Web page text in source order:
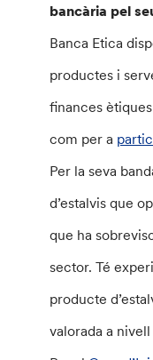
bancària pel
Banca Etica
productes i
finances
com per a
Per la seva
d’estalvis que
que ha
sector. Té
producte
valorada a